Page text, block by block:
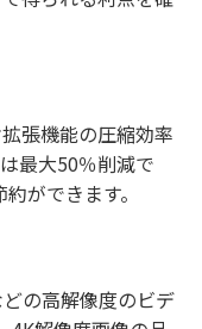
張機能の圧縮効率
最大50％削減で
ができます。
の高解像度のビデ